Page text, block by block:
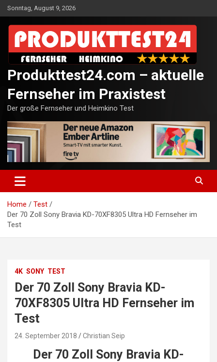
Skip
to
content
Sonntag, August 9, 2026
Produkttest24.com – aktuelle
Fernseher im Praxistest
Der große Fernseher und Heimkino Test
Home
Test
Der 70 Zoll Sony Bravia KD-70XF8305 Ultra HD Fernseher im
Test
4K SONY TEST
Der 70 Zoll Sony Bravia KD-
70XF8305 Ultra HD Fernseher im
Test
24. September 2018 Christian Seip
Der 70 Zoll Sony Bravia KD-